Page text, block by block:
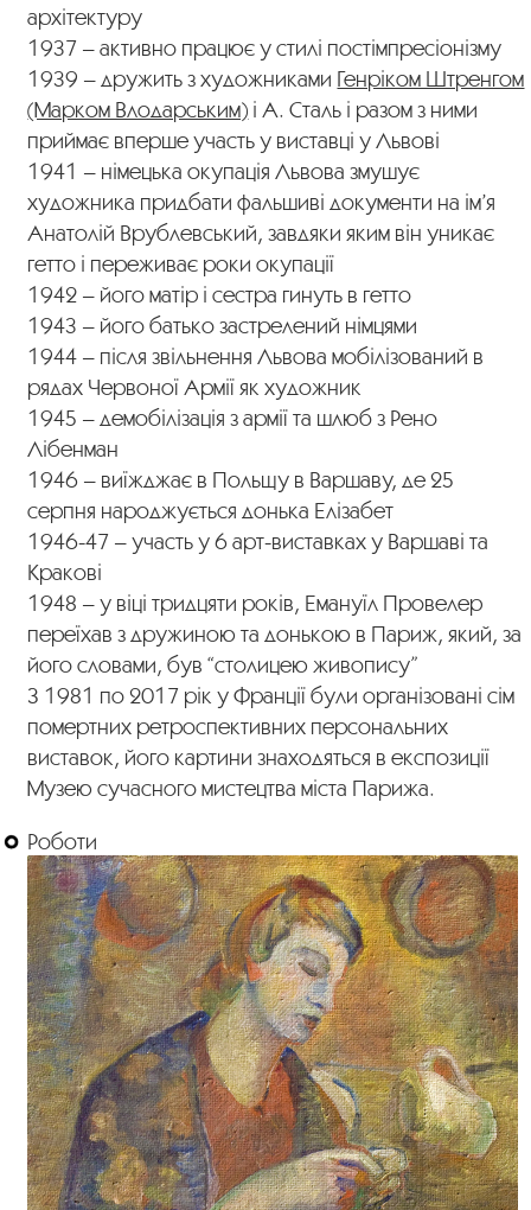
архітектуру
1937 – активно працює у стилі постімпресіонізму
1939 – дружить з художниками Генріком Штренгом
(Марком Влодарським) і А. Сталь і разом з ними
приймає вперше участь у виставці у Львові
1941 – німецька окупація Львова змушує
художника придбати фальшиві документи на ім’я
Анатолій Врублевський, завдяки яким він уникає
гетто і переживає роки окупації
1942 – його матір і сестра гинуть в гетто
1943 – його батько застрелений німцями
1944 – після звільнення Львова мобілізований в
рядах Червоної Армії як художник
1945 – демобілізація з армії та шлюб з Рено
Лібенман
1946 – виїжджає в Польщу в Варшаву, де 25
серпня народжується донька Елізабет
1946-47 – участь у 6 арт-виставках у Варшаві та
Кракові
1948 – у віці тридцяти років, Емануїл Провелер
переїхав з дружиною та донькою в Париж, який, за
його словами, був “столицею живопису”
З 1981 по 2017 рік у Франції були організовані сім
помертних ретроспективних персональних
виставок, його картини знаходяться в експозиції
Музею сучасного мистецтва міста Парижа.
Роботи